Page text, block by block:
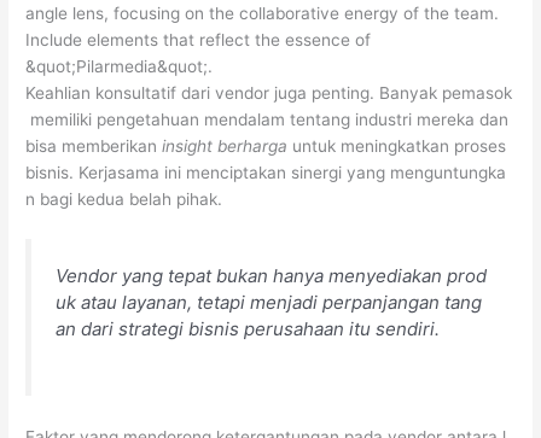
angle lens, focusing on the collaborative energy of the team.
Include elements that reflect the essence of
&quot;Pilarmedia&quot;.
Keahlian konsultatif dari vendor juga penting. Banyak pemasok
memiliki pengetahuan mendalam tentang industri mereka dan
bisa memberikaninsight berharga untuk meningkatkan proses
bisnis. Kerjasama ini menciptakan sinergi yang menguntungka
n bagi kedua belah pihak.
Vendor yang tepat bukan hanya menyediakan prod
uk atau layanan, tetapi menjadi perpanjangan tang
an dari strategi bisnis perusahaan itu sendiri.